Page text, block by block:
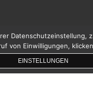
© 2021 FIM
gemacht mit von innDesign
Datenschutzeinstellung,
von Einwilligungen,
EINSTELLUNGEN